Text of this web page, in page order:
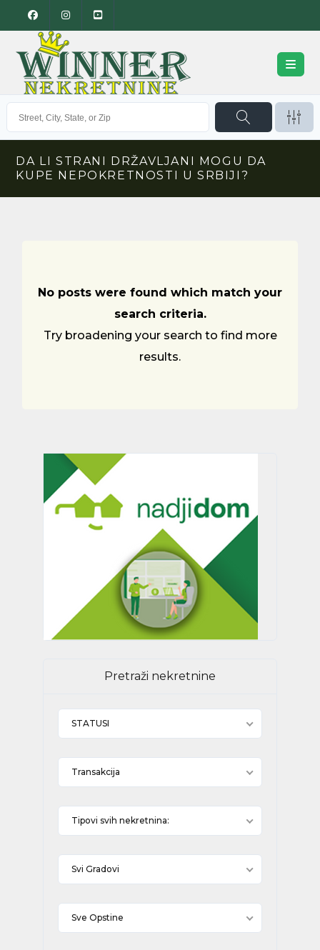
DA LI STRANI DRŽAVLJANI MOGU DA
KUPE NEPOKRETNOSTI U SRBIJI?
No posts were found which match your
search criteria.
Try broadening your search to find more
results.
Pretraži nekretnine
STATUSI
Transakcija
Tipovi svih nekretnina:
Svi Gradovi
Sve Opstine